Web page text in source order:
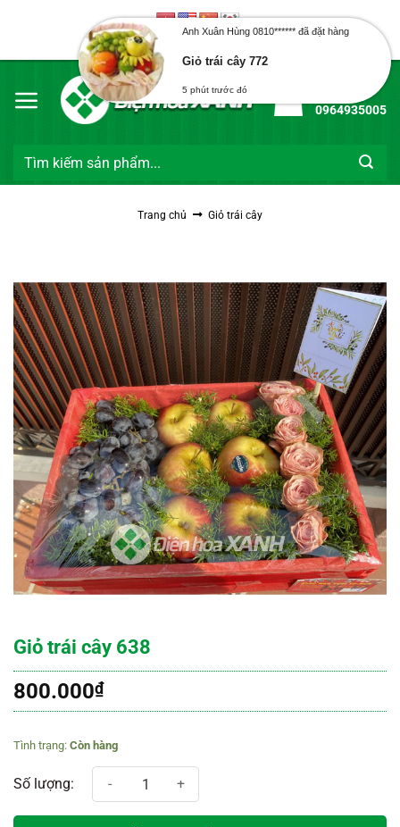
Chào mừng bạn đến với Điện Hoa Xanh
0964935005
Tìm
Trang chủ Giỏ trái cây
Giỏ trái cây 638
800.000₫
Còn hàng
Giỏ trái cây 638 số lượng
Anh Xuân Hùng 0810****** đã đặt hàng
Giỏ trái cây 772
5 phút trước đó